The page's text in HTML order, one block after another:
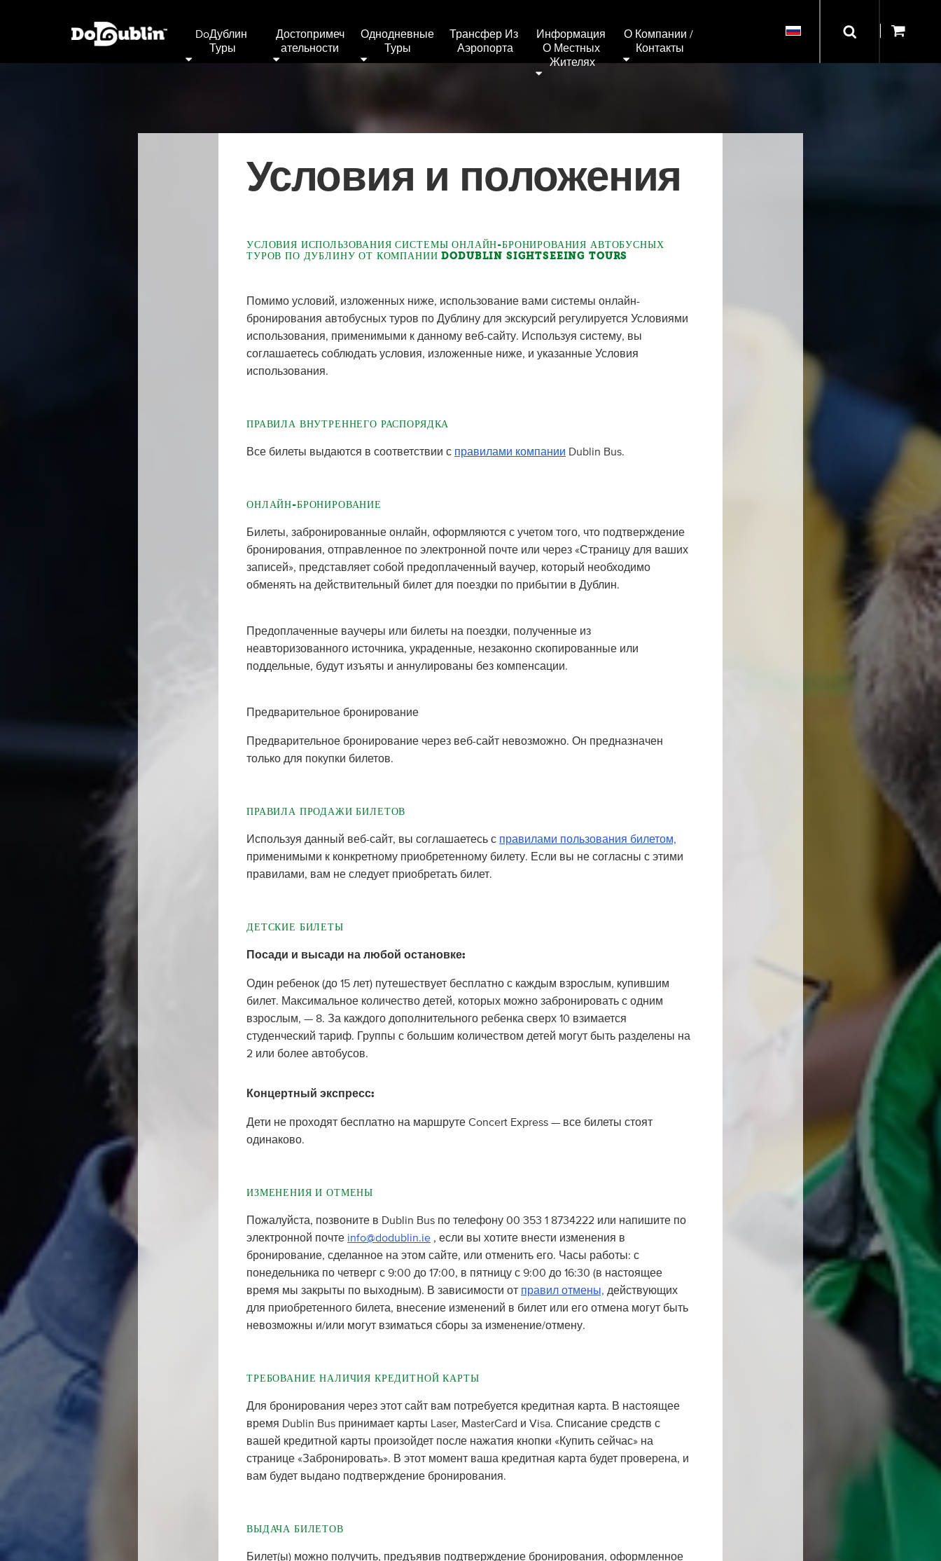
DoДублин
Туры
Достопримеч
Ательности
Однодневные
Туры
Трансфер Из
Аэропорта
Информация
О Местных
Жителях
О Компании /
Контакты
Условия и положения
УСЛОВИЯ ИСПОЛЬЗОВАНИЯ СИСТЕМЫ ОНЛАЙН-БРОНИРОВАНИЯ АВТОБУСНЫХ
ТУРОВ ПО ДУБЛИНУ ОТ КОМПАНИИ DODUBLIN SIGHTSEEING TOURS
Помимо условий, изложенных ниже, использование вами системы онлайн-
бронирования автобусных туров по Дублину для экскурсий регулируется Условиями
использования, применимыми к данному веб-сайту. Используя систему, вы
соглашаетесь соблюдать условия, изложенные ниже, и указанные Условия
использования.
ПРАВИЛА ВНУТРЕННЕГО РАСПОРЯДКА
Все билеты выдаются в соответствии с правилами компании Dublin Bus.
ОНЛАЙН-БРОНИРОВАНИЕ
Билеты, забронированные онлайн, оформляются с учетом того, что подтверждение
бронирования, отправленное по электронной почте или через «Страницу для ваших
записей», представляет собой предоплаченный ваучер, который необходимо
обменять на действительный билет для поездки по прибытии в Дублин.
Предоплаченные ваучеры или билеты на поездки, полученные из
неавторизованного источника, украденные, незаконно скопированные или
поддельные, будут изъяты и аннулированы без компенсации.
Предварительное бронирование
Предварительное бронирование через веб-сайт невозможно. Он предназначен
только для покупки билетов.
ПРАВИЛА ПРОДАЖИ БИЛЕТОВ
Используя данный веб-сайт, вы соглашаетесь с правилами пользования билетом,
применимыми к конкретному приобретенному билету. Если вы не согласны с этими
правилами, вам не следует приобретать билет.
ДЕТСКИЕ БИЛЕТЫ
Посади и высади на любой остановке:
Один ребенок (до 15 лет) путешествует бесплатно с каждым взрослым, купившим
билет. Максимальное количество детей, которых можно забронировать с одним
взрослым, — 8. За каждого дополнительного ребенка сверх 10 взимается
студенческий тариф. Группы с большим количеством детей могут быть разделены на
2 или более автобусов.
Концертный экспресс:
Дети не проходят бесплатно на маршруте Concert Express — все билеты стоят
одинаково.
ИЗМЕНЕНИЯ И ОТМЕНЫ
Пожалуйста, позвоните в Dublin Bus по телефону 00 353 1 8734222 или напишите по
электронной почте info@dodublin.ie , если вы хотите внести изменения в
бронирование, сделанное на этом сайте, или отменить его. Часы работы: с
понедельника по четверг с 9:00 до 17:00, в пятницу с 9:00 до 16:30 (в настоящее
время мы закрыты по выходным). В зависимости от правил отмены, действующих
для приобретенного билета, внесение изменений в билет или его отмена могут быть
невозможны и/или могут взиматься сборы за изменение/отмену.
ТРЕБОВАНИЕ НАЛИЧИЯ КРЕДИТНОЙ КАРТЫ
Для бронирования через этот сайт вам потребуется кредитная карта. В настоящее
время Dublin Bus принимает карты Laser, MasterCard и Visa. Списание средств с
вашей кредитной карты произойдет после нажатия кнопки «Купить сейчас» на
странице «Забронировать». В этот момент ваша кредитная карта будет проверена, и
вам будет выдано подтверждение бронирования.
ВЫДАЧА БИЛЕТОВ
Билет(ы) можно получить, предъявив подтверждение бронирования, оформленное